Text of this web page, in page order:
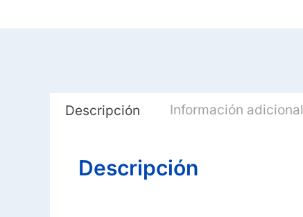
Descripción Información adicional
Descripción